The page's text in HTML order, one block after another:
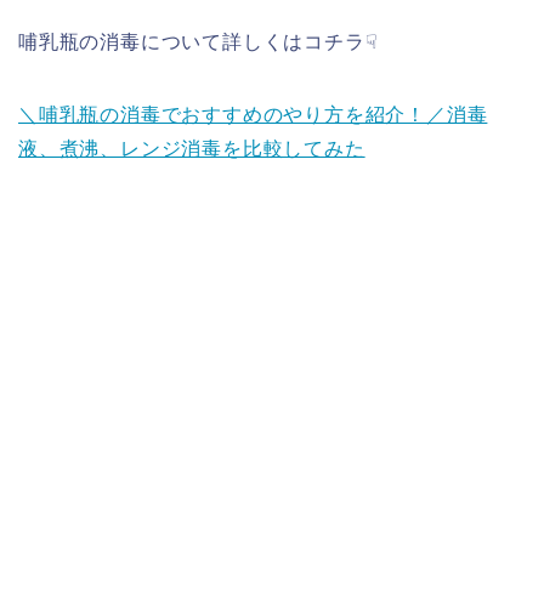
哺乳瓶の消毒について詳しくはコチラ☟
＼哺乳瓶の消毒でおすすめのやり方を紹介！／消毒
液、煮沸、レンジ消毒を比較してみた